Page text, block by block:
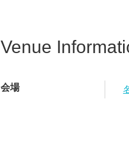
Venue
会場